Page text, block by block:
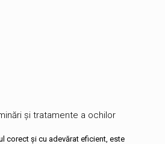
și tratamente a ochilor
corect și cu adevărat eficient, este